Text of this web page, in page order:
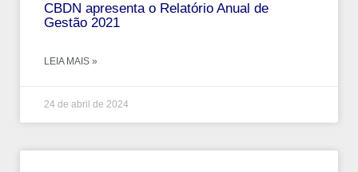
CBDN apresenta o Relatório Anual de
Gestão 2021
LEIA MAIS »
24 de abril de 2024